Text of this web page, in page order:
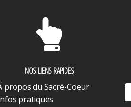

NOS LIENS RAPIDES
propos du Sacré-Coeur
pratiques